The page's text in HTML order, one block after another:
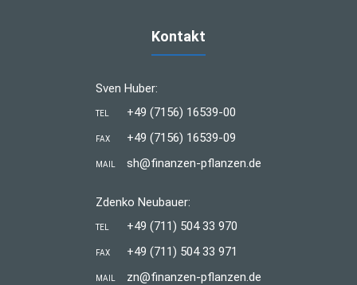
Kontakt
Sven Huber:
TEL +49 (7156) 16539-00
FAX +49 (7156) 16539-09
MAIL sh@finanzen-pflanzen.de
Zdenko Neubauer:
TEL +49 (711) 504 33 970
FAX +49 (711) 504 33 971
MAIL zn@finanzen-pflanzen.de